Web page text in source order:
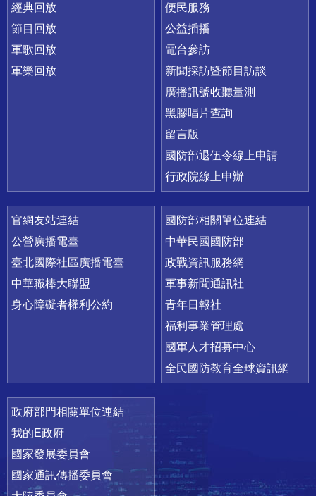
經典回放
節目回放
軍歌回放
軍樂回放
便民服務
公益插播
電台參訪
新聞採訪暨節目訪談
廣播訊號收聽量測
黑膠唱片查詢
留言版
國防部退伍令線上申請
行政院線上申辦
官網友站連結
公營廣播電臺
臺北國際社區廣播電臺
中華職棒大聯盟
身心障礙者權利公約
國防部相關單位連結
中華民國國防部
政戰資訊服務網
軍事新聞通訊社
青年日報社
福利事業管理處
國軍人才招募中心
全民國防教育全球資訊網
政府部門相關單位連結
我的E政府
國家發展委員會
國家通訊傳播委員會